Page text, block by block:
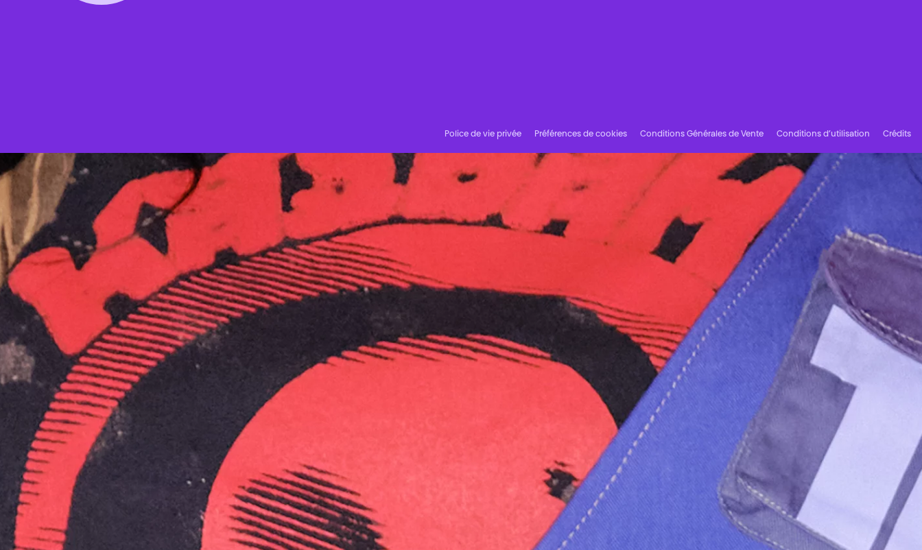
Police de vie privée Préférences de cookies Conditions Générales de Vente Conditions d’utilisation Crédits